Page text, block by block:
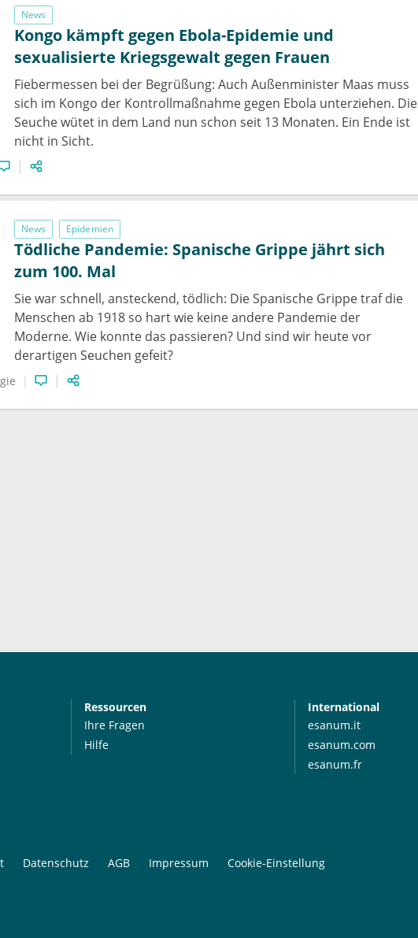
News
Kongo kämpft gegen Ebola-Epidemie und
sexualisierte Kriegsgewalt gegen Frauen
Fiebermessen bei der Begrüßung: Auch Außenminister Maas muss
sich im Kongo der Kontrollmaßnahme gegen Ebola unterziehen. Die
Seuche wütet in dem Land nun schon seit 13 Monaten. Ein Ende ist
nicht in Sicht.
News Epidemien
Tödliche Pandemie: Spanische Grippe jährt sich
zum 100. Mal
Sie war schnell, ansteckend, tödlich: Die Spanische Grippe traf die
Menschen ab 1918 so hart wie keine andere Pandemie der
Moderne. Wie konnte das passieren? Und sind wir heute vor
derartigen Seuchen gefeit?
Ressourcen
Ihre Fragen
Hilfe
International
esanum.it
esanum.com
esanum.fr
Datenschutz AGB Impressum Cookie-Einstellung